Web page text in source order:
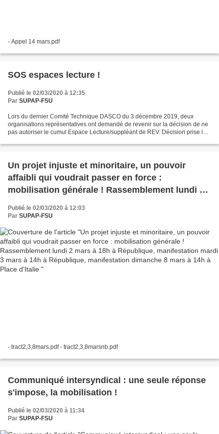
- Appel 14 mars.pdf
SOS espaces lecture !
Publié le 02/03/2020 à 12:35
Par SUPAP-FSU
Lors du dernier Comité Technique DASCO du 3 décembre 2019, deux
organisations représentatives ont demandé de revenir sur la décision de ne
pas autoriser le cumul Espace Lecture/suppléant de REV. Décision prise lors
Un projet injuste et minoritaire, un pouvoir
affaibli qui voudrait passer en force :
mobilisation générale ! Rassemblement lundi 2
mars à 18h à République, manifestation mardi 3
mars à 14h à République, manifestation
Publié le 02/03/2020 à 12:03
Par SUPAP-FSU
- tract2,3,8mars.pdf - tract2,3,8marsnb.pdf
Communiqué intersyndical : une seule réponse
s'impose, la mobilisation !
Publié le 02/03/2020 à 11:34
Par SUPAP-FSU